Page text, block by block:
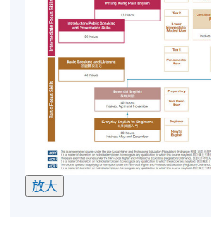
师则是具有以英语为母语同等能
申请人须知
入学申请将按照先到先得的原
除非对课堂细节进行变动，否
注册的学员另外发出上课提示
被接受，您应该按照所示的时
一节课。
本校恕不批准退款或转至其他
放大